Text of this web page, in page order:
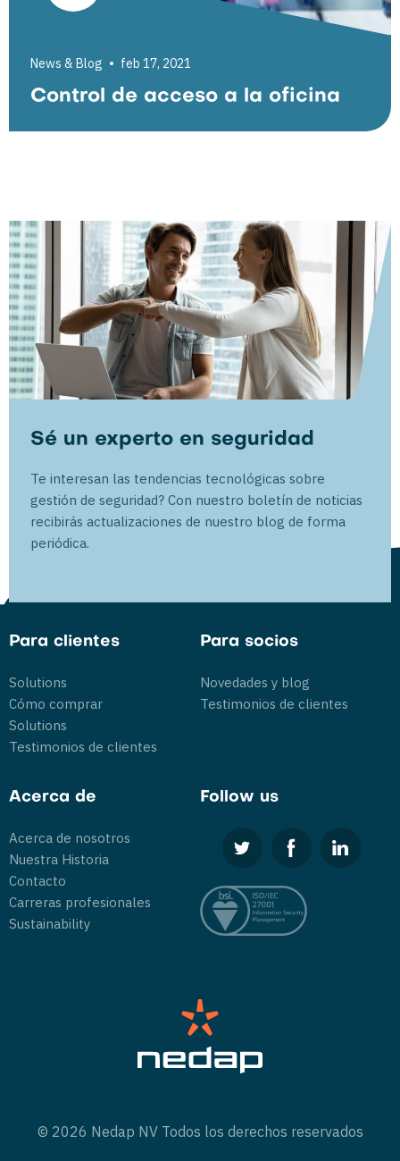
News & Blog feb 17, 2021
Control de acceso a la oficina
Sé un experto en seguridad
Te interesan las tendencias tecnológicas sobre
gestión de seguridad? Con nuestro boletín de noticias
recibirás actualizaciones de nuestro blog de forma
periódica.
Para clientes
Solutions
Cómo comprar
Solutions
Testimonios de clientes
Para socios
Novedades y blog
Testimonios de clientes
Acerca de
Acerca de nosotros
Nuestra Historia
Contacto
Carreras profesionales
Sustainability
Follow us
© 2026 Nedap NV Todos los derechos reservados